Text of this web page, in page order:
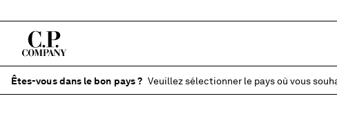
Êtes-vous dans le bon pays ? Veuillez sélectionner le pays où vous